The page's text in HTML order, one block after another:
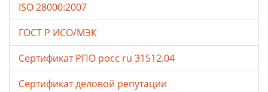
ISO 28000:2007
ГОСТ Р ИСО/МЭК
Сертификат РПО росс ru 31512.04
Сертификат деловой репутации